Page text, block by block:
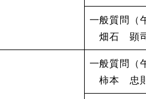
一般質問（
畑石 顕
一般質問（
柿本 忠